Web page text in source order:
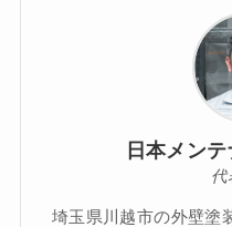
日本メン
代
埼玉県川越市の外壁塗